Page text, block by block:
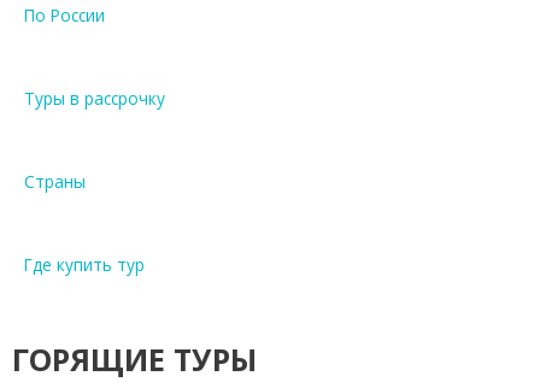
По России
Туры в рассрочку
Страны
Где купить тур
ГОРЯЩИЕ ТУРЫ